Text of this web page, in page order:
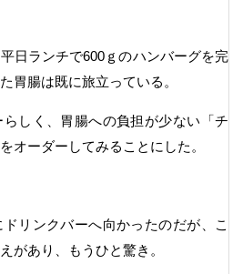
日ランチで600ｇのハンバーグを完
胃腸は既に旅立っている。
しく、胃腸への負担が少ない「チ
オーダーしてみることにした。
リンクバーへ向かったのだが、こ
があり、もうひと驚き。